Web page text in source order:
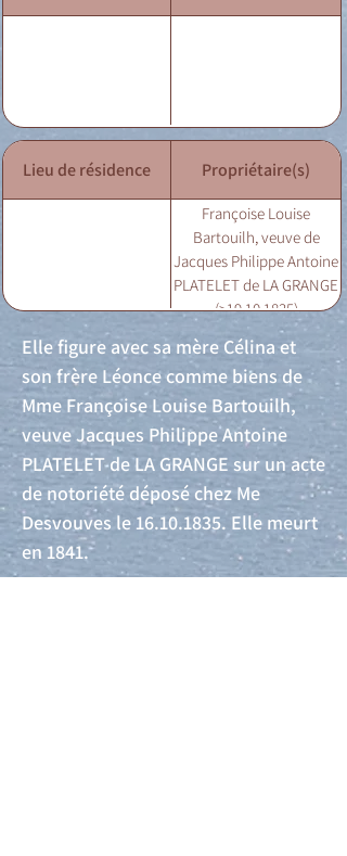
Lieu de résidence Propriétaire(s)
Françoise Louise
Bartouilh, veuve de
Jacques Philippe Antoine
PLATELET de LA GRANGE
(>19.10.1835)
Elle figure avec sa mère Célina et
son frère Léonce comme biens de
Mme Françoise Louise Bartouilh,
veuve Jacques Philippe Antoine
PLATELET de LA GRANGE sur un acte
de notoriété déposé chez Me
Desvouves le16.10.1835. Elle meurt
en 1841.